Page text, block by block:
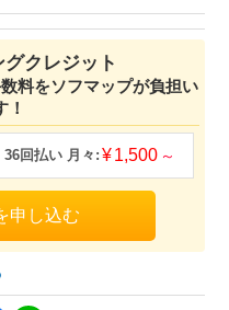
クレジット
料をソフマップが負担い
！
1,500